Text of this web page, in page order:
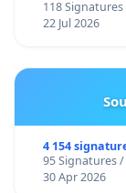
118
22 Jul 2026
4 154
95 Signatures
30 Apr 2026